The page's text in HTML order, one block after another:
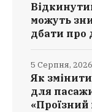
можуть
дбати про
Як
для
«Проїзний
5 Серпня, 2026